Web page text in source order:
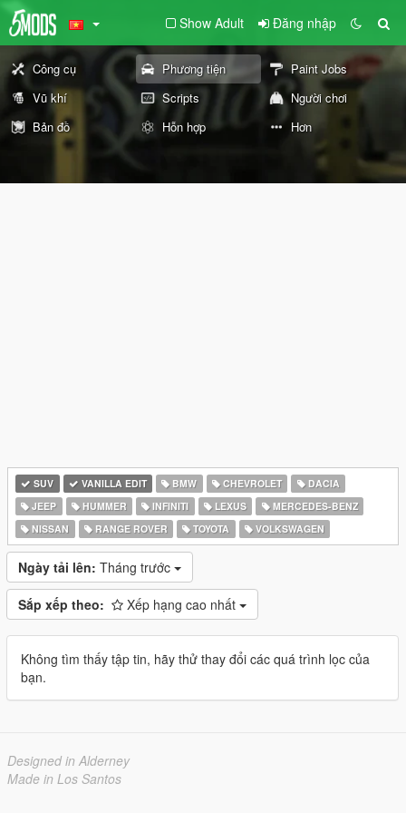
Show Adult Đăng nhập
Công cụ Phương tiện
Paint Jobs
Vũ khí
Scripts
Người chơi
Bản đồ
Hỗn hợp Hơn
SUV VANILLA EDIT BMW CHEVROLET
DACIA
JEEP
HUMMER INFINITI LEXUS
MERCEDES-BENZ
NISSAN
RANGE ROVER TOYOTA VOLKSWAGEN
Ngày tải lên: Tháng trước
Sắp xếp theo: Xếp hạng cao nhất
Không tìm thấy tập tin, hãy thử thay đổi các quá trình lọc của
bạn.
Designed in Alderney
Made in Los Santos